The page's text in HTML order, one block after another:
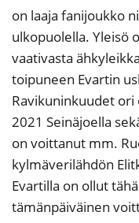
on laaja fanijoukko
ulkopuolella. Yleisö
vaativasta
toipuneen Evartin
Ravikuninkuudet
2021 Seinäjoella
on voittanut mm.
kylmäverilähdön
Evartilla on ollut
tämänpäiväinen